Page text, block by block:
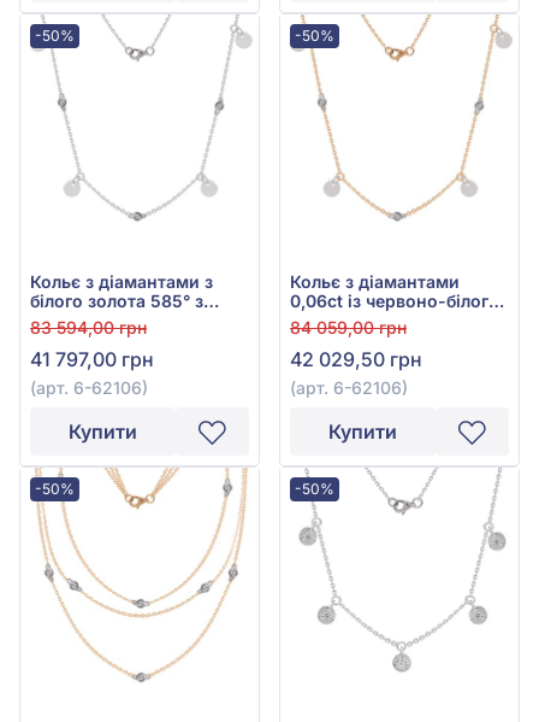
-50%
Кольє з діамантами з
білого золота 585° з
діамантом 0,07ct, арт. 6-
62106
83 594,00 грн
41 797,00 грн
(арт. 6-62106)
Купити
-50%
Кольє з діамантами
0,06ct із червоно-білого
золота 585°, арт. 6-62106
84 059,00 грн
42 029,50 грн
(арт. 6-62106)
Купити
-50% -50%